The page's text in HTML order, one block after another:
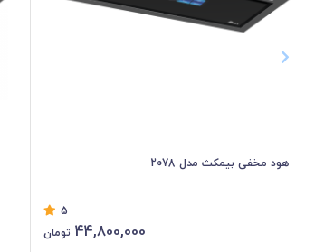
هود مخفی بیمکث مدل 2078
5
44,800,000 تومان